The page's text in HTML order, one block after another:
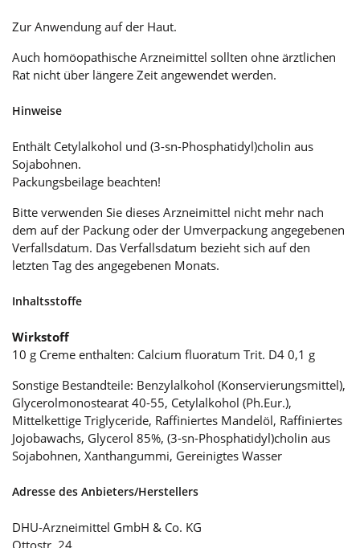
Zur Anwendung auf der Haut.
Auch homöopathische Arzneimittel sollten ohne ärztlichen
Rat nicht über längere Zeit angewendet werden.
Hinweise
Enthält Cetylalkohol und (3-sn-Phosphatidyl)cholin aus
Sojabohnen.
Packungsbeilage beachten!
Bitte verwenden Sie dieses Arzneimittel nicht mehr nach
dem auf der Packung oder der Umverpackung angegebenen
Verfallsdatum. Das Verfallsdatum bezieht sich auf den
letzten Tag des angegebenen Monats.
Inhaltsstoffe
Wirkstoff
10 g Creme enthalten: Calcium fluoratum Trit. D4 0,1 g
Sonstige Bestandteile: Benzylalkohol (Konservierungsmittel),
Glycerolmonostearat 40-55, Cetylalkohol (Ph.Eur.),
Mittelkettige Triglyceride, Raffiniertes Mandelöl, Raffiniertes
Jojobawachs, Glycerol 85%, (3-sn-Phosphatidyl)cholin aus
Sojabohnen, Xanthangummi, Gereinigtes Wasser
Adresse des Anbieters/Herstellers
DHU-Arzneimittel GmbH & Co. KG